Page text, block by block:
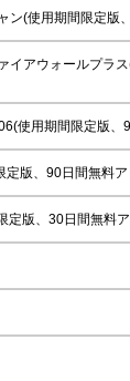
ン(使用期間限定版
イアウォールプラ
使用期間限定版、
定版、90日間無料
定版、30日間無料